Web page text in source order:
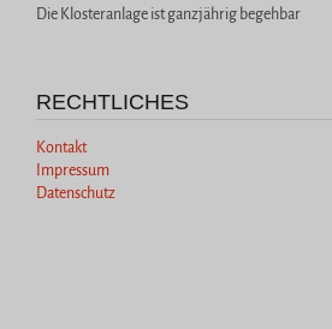
Die Klosteranlage ist ganzjährig begehbar
RECHTLICHES
Kontakt
Impressum
Datenschutz